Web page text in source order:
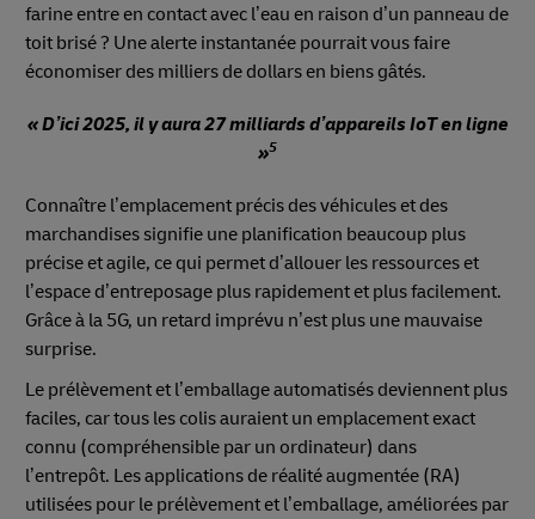
farine entre en contact avec l’eau en raison d’un panneau de
toit brisé ? Une alerte instantanée pourrait vous faire
économiser des milliers de dollars en biens gâtés.
« D’ici 2025, il y aura 27 milliards d’appareils IoT en ligne
»5
Connaître l’emplacement précis des véhicules et des
marchandises signifie une planification beaucoup plus
précise et agile, ce qui permet d’allouer les ressources et
l’espace d’entreposage plus rapidement et plus facilement.
Grâce à la 5G, un retard imprévu n’est plus une mauvaise
surprise.
Le prélèvement et l’emballage automatisés deviennent plus
faciles, car tous les colis auraient un emplacement exact
connu (compréhensible par un ordinateur) dans
l’entrepôt. Les applications de réalité augmentée (RA)
utilisées pour le prélèvement et l’emballage, améliorées par